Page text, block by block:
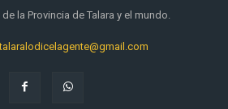
la Provincia de Talara y el mundo.
talaralodicelagente@gmail.com